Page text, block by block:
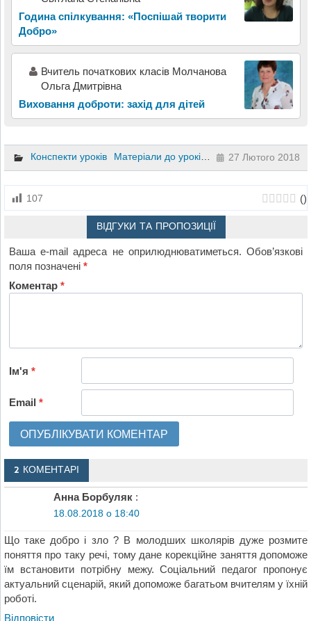
Година спілкування: «Поспішай творити
Добро»
Вчитель початкових класів Молчанова
Ольга Дмитрівна
Виховання доброти: захід для дітей
Конспекти уроків Матеріали до уроків Психологія 1 клас
27 Лютого 2018
107 ()
ВІДГУКИ ТА ПРОПОЗИЦІЇ
Ваша e-mail адреса не оприлюднюватиметься. Обов’язкові
поля позначені*
Коментар*
Ім'я*
Email*
2 КОМЕНТАРІ
Анна Борбуляк :
18.08.2018 о 18:40
Що таке добро і зло ? В молодших школярів дуже розмите
поняття про таку речі, тому дане корекційне заняття допоможе
їм встановити потрібну межу. Соціальний педагог пропонує
актуальний сценарій, який допоможе багатьом вчителям у їхній
роботі.
Відповіcти